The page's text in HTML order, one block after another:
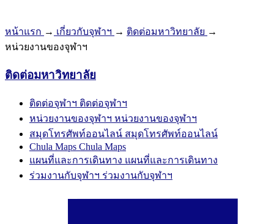
หน้าแรก → เกี่ยวกับจุฬาฯ → ติดต่อมหาวิทยาลัย →
หน่วยงานของจุฬาฯ
ติดต่อมหาวิทยาลัย
ติดต่อจุฬาฯ ติดต่อจุฬาฯ
หน่วยงานของจุฬาฯ หน่วยงานของจุฬาฯ
สมุดโทรศัพท์ออนไลน์ สมุดโทรศัพท์ออนไลน์
Chula Maps Chula Maps
แผนที่และการเดินทาง แผนที่และการเดินทาง
ร่วมงานกับจุฬาฯ ร่วมงานกับจุฬาฯ